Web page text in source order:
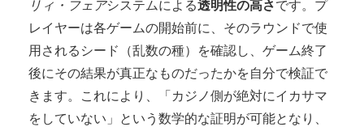
リィ・フェアシステムによる透明性の高さです。プ
レイヤーは各ゲームの開始前に、そのラウンドで使
用されるシード（乱数の種）を確認し、ゲーム終了
後にその結果が真正なものだったかを自分で検証で
きます。これにより、「カジノ側が絶対にイカサマ
をしていない」という数学的な証明が可能となり、